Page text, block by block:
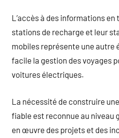
L’accès à des informations en
stations de recharge et leur
mobiles représente une autre
facile la gestion des voyages
voitures électriques.
La nécessité de construire
fiable est reconnue au
en œuvre des projets et des